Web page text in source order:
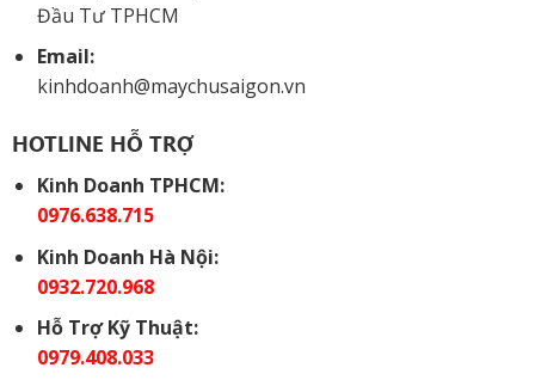
Đầu Tư TPHCM
Email:
kinhdoanh@maychusaigon.vn
HOTLINE HỖ TRỢ
Kinh Doanh TPHCM:
0976.638.715
Kinh Doanh Hà Nội:
0932.720.968
Hỗ Trợ Kỹ Thuật:
0979.408.033